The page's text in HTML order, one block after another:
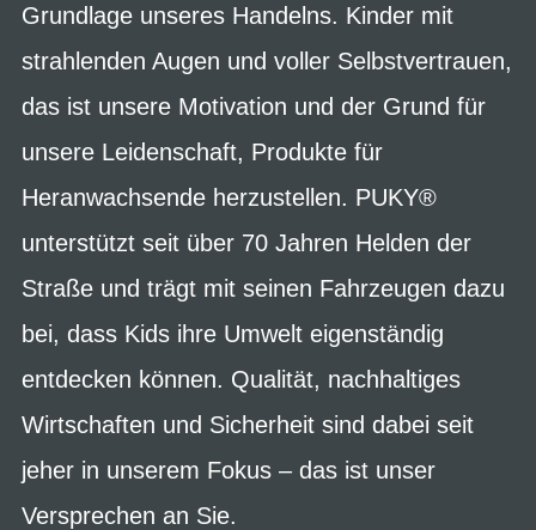
Grundlage unseres Handelns. Kinder mit
strahlenden Augen und voller Selbstvertrauen,
das ist unsere Motivation und der Grund für
unsere Leidenschaft, Produkte für
Heranwachsende herzustellen. PUKY®
unterstützt seit über 70 Jahren Helden der
Straße und trägt mit seinen Fahrzeugen dazu
bei, dass Kids ihre Umwelt eigenständig
entdecken können. Qualität, nachhaltiges
Wirtschaften und Sicherheit sind dabei seit
jeher in unserem Fokus – das ist unser
Versprechen an Sie.